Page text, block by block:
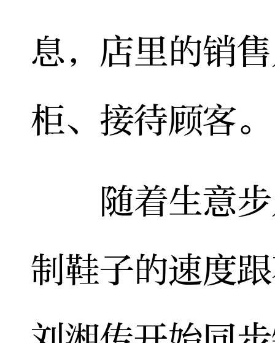
息，店里的销
柜、接待顾客。
随着生意步
制鞋子的速度